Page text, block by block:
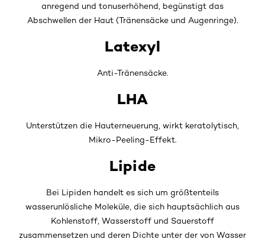
anregend und tonuserhöhend, begünstigt das
Abschwellen der Haut (Tränensäcke und Augenringe).
Latexyl
Anti-Tränensäcke.
LHA
Unterstützen die Hauterneuerung, wirkt keratolytisch,
Mikro-Peeling-Effekt.
Lipide
Bei Lipiden handelt es sich um größtenteils
wasserunlösliche Moleküle, die sich hauptsächlich aus
Kohlenstoff, Wasserstoff und Sauerstoff
zusammensetzen und deren Dichte unter der von Wasser